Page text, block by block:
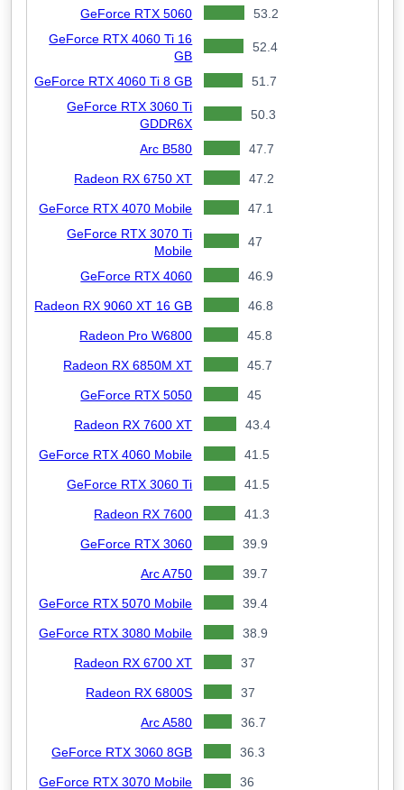
GeForce RTX 5060
53.2
GeForce RTX 4060 Ti 16
GB
52.4
GeForce RTX 4060 Ti 8 GB
51.7
GeForce RTX 3060 Ti
GDDR6X
50.3
Arc B580 47.7
Radeon RX 6750 XT 47.2
GeForce RTX 4070 Mobile
47.1
GeForce RTX 3070 Ti
Mobile
47
GeForce RTX 4060 46.9
Radeon RX 9060 XT 16 GB 46.8
Radeon Pro W6800 45.8
Radeon RX 6850M XT 45.7
GeForce RTX 5050 45
Radeon RX 7600 XT 43.4
GeForce RTX 4060 Mobile 41.5
GeForce RTX 3060 Ti 41.5
Radeon RX 7600 41.3
GeForce RTX 3060 39.9
Arc A750 39.7
GeForce RTX 5070 Mobile 39.4
GeForce RTX 3080 Mobile 38.9
Radeon RX 6700 XT 37
Radeon RX 6800S 37
Arc A580 36.7
GeForce RTX 3060 8GB 36.3
GeForce RTX 3070 Mobile
36